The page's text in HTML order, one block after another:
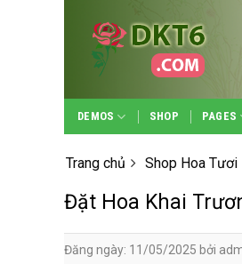
content
DEMOS SHOP PAGES
Trang chủ Shop Hoa Tươi
Đặt Hoa Khai
Đăng ngày: 11/05/2025 bởi